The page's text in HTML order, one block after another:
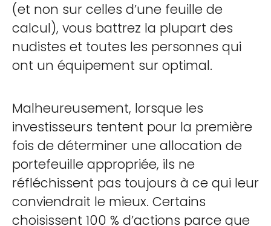
(et non sur celles d’une feuille de
calcul), vous battrez la plupart des
nudistes et toutes les personnes qui
ont un équipement sur optimal.
Malheureusement, lorsque les
investisseurs tentent pour la première
fois de déterminer une allocation de
portefeuille appropriée, ils ne
réfléchissent pas toujours à ce qui leur
conviendrait le mieux. Certains
choisissent 100 % d’actions parce que